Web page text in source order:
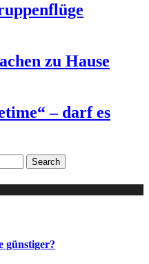
zu Hause
– darf es
günstiger?